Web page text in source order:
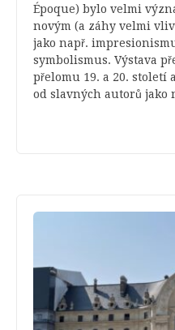
Époque) bylo velmi
novým (a záhy velmi
jako např.
symbolismus. Výstava
přelomu 19. a 20. století
od slavných autorů jako